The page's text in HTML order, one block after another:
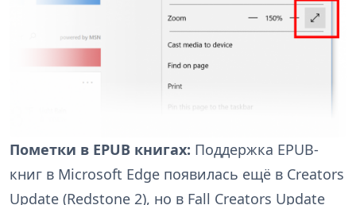
Пометки в EPUB книгах: Поддержка EPUB-
книг в Microsoft Edge появилась ещё в Creators
Update (Redstone 2), но в Fall Creators Update